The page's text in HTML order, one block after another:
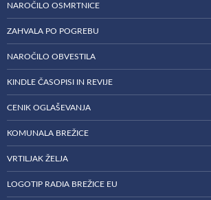
NAROČILO OSMRTNICE
ZAHVALA PO POGREBU
NAROČILO OBVESTILA
KINDLE ČASOPISI IN REVIJE
CENIK OGLAŠEVANJA
KOMUNALA BREŽICE
VRTILJAK ŽELJA
LOGOTIP RADIA BREŽICE EU